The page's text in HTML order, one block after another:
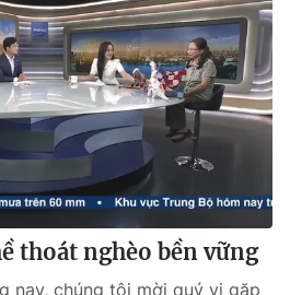
thoát nghèo bền vững
nay, chúng tôi mời quý vị gặp